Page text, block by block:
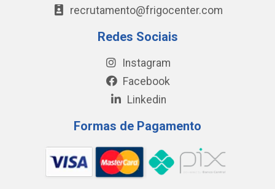
recrutamento@frigocenter.com
Redes Sociais
Instagram
Facebook
Linkedin
Formas de Pagamento